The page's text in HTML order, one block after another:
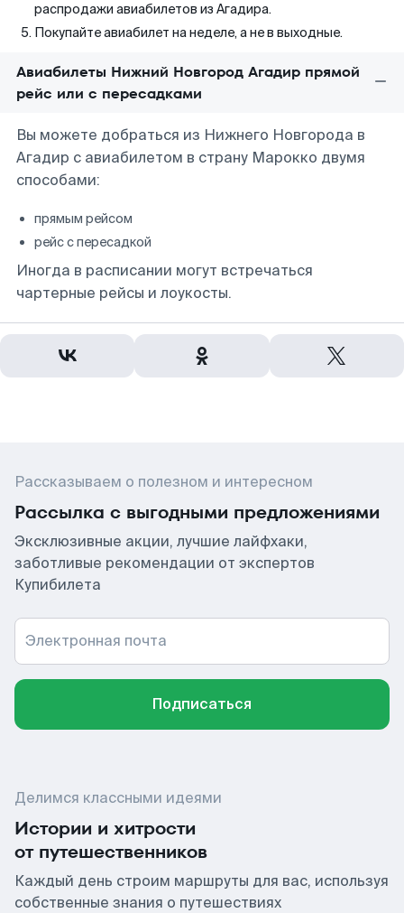
распродажи авиабилетов из Агадира.
Покупайте авиабилет на неделе, а не в выходные.
Авиабилеты Нижний Новгород Агадир прямой
рейс или с пересадками
Вы можете добраться из Нижнего Новгорода в
Агадир с авиабилетом в страну Марокко двумя
способами:
прямым рейсом
рейс с пересадкой
Иногда в расписании могут встречаться
чартерные рейсы и лоукосты.
Рассказываем о полезном и интересном
Рассылка с выгодными предложениями
Эксклюзивные акции, лучшие лайфхаки,
заботливые рекомендации от экспертов
Купибилета
Электронная почта
Подписаться
Делимся классными идеями
Истории и хитрости
от путешественников
Каждый день строим маршруты для вас, используя
собственные знания о путешествиях